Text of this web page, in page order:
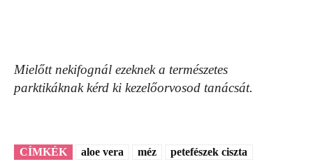
Mielőtt nekifognál ezeknek a természetes
parktikáknak kérd ki kezelőorvosod tanácsát.
CÍMKÉK aloe vera méz petefészek ciszta